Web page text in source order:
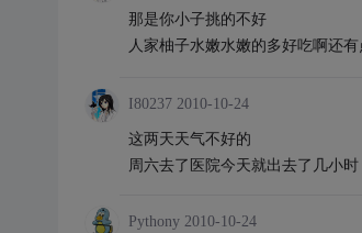
那是你小子挑的不好
人家柚子水嫩水嫩的多好吃啊还有
I80237 2010-10-24
这两天天气不好的
周六去了医院今天就出去了几小时
Pythony 2010-10-24